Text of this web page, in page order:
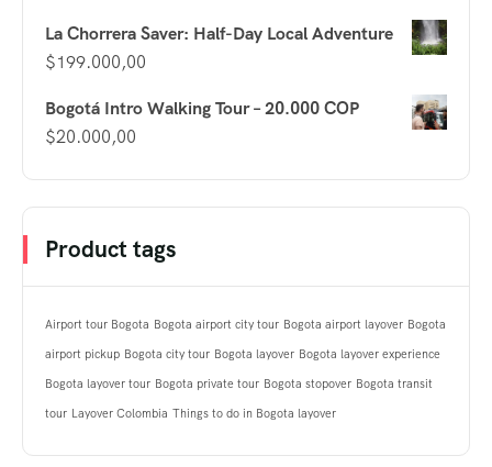
La Chorrera Saver: Half-Day Local Adventure
$199.000,00
Bogotá Intro Walking Tour – 20.000 COP
$20.000,00
Product tags
Airport tour Bogota Bogota airport city tour Bogota airport layover Bogota
airport pickup Bogota city tour Bogota layover Bogota layover experience
Bogota layover tour Bogota private tour Bogota stopover Bogota transit
tour Layover Colombia Things to do in Bogota layover